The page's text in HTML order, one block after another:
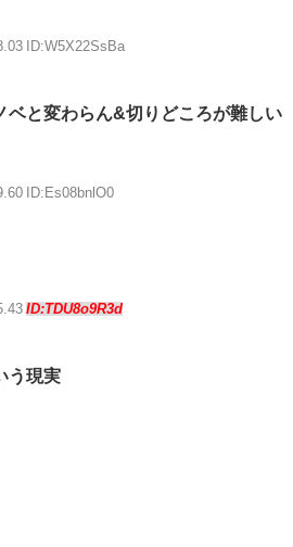
ID:W5X22SsBa
ベと変わらん&切りどころが難しい
ID:Es08bnlO0
ID:TDU8o9R3d
う現実